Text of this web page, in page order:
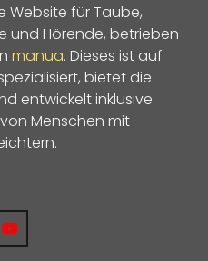
Website für Taube,
und Hörende, betrieben
manua. Dieses ist auf
bietet die
entwickelt inklusive
Menschen mit